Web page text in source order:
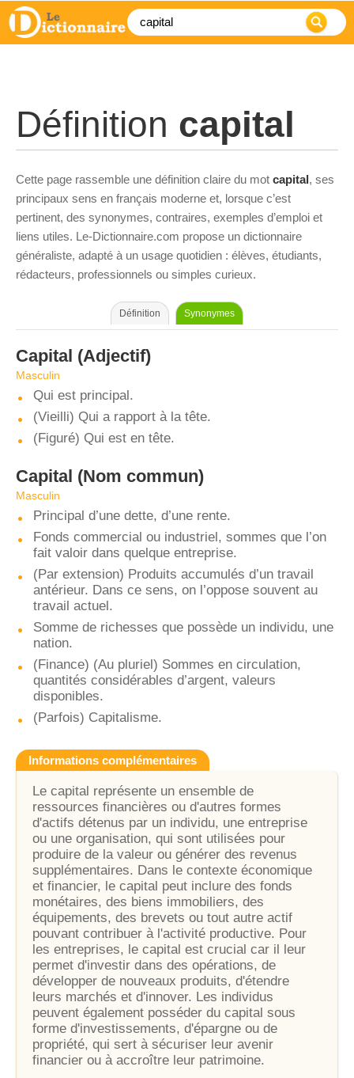
Définition capital
Cette page rassemble une définition claire du mot capital, ses
principaux sens en français moderne et, lorsque c’est
pertinent, des synonymes, contraires, exemples d’emploi et
liens utiles. Le-Dictionnaire.com propose un dictionnaire
généraliste, adapté à un usage quotidien : élèves, étudiants,
rédacteurs, professionnels ou simples curieux.
Définition Synonymes
Capital (Adjectif)
Masculin
Qui est principal.
(Vieilli) Qui a rapport à la tête.
(Figuré) Qui est en tête.
Capital (Nom commun)
Masculin
Principal d’une dette, d’une rente.
Fonds commercial ou industriel, sommes que l’on
fait valoir dans quelque entreprise.
(Par extension) Produits accumulés d’un travail
antérieur. Dans ce sens, on l’oppose souvent au
travail actuel.
Somme de richesses que possède un individu, une
nation.
(Finance) (Au pluriel) Sommes en circulation,
quantités considérables d’argent, valeurs
disponibles.
(Parfois) Capitalisme.
Informations complémentaires
Le capital représente un ensemble de
ressources financières ou d'autres formes
d'actifs détenus par un individu, une entreprise
ou une organisation, qui sont utilisées pour
produire de la valeur ou générer des revenus
supplémentaires. Dans le contexte économique
et financier, le capital peut inclure des fonds
monétaires, des biens immobiliers, des
équipements, des brevets ou tout autre actif
pouvant contribuer à l'activité productive. Pour
les entreprises, le capital est crucial car il leur
permet d'investir dans des opérations, de
développer de nouveaux produits, d'étendre
leurs marchés et d'innover. Les individus
peuvent également posséder du capital sous
forme d'investissements, d'épargne ou de
propriété, qui sert à sécuriser leur avenir
financier ou à accroître leur patrimoine.